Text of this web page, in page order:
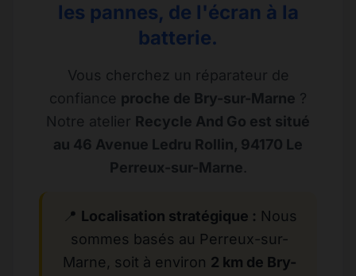
les pannes, de l'écran à la
batterie.
Vous cherchez un réparateur de
confiance proche de Bry-sur-Marne ?
Notre atelier Recycle And Go est situé
au 46 Avenue Ledru Rollin, 94170 Le
Perreux-sur-Marne.
📍 Localisation stratégique : Nous
sommes basés au Perreux-sur-
Marne, soit à environ 2 km de Bry-